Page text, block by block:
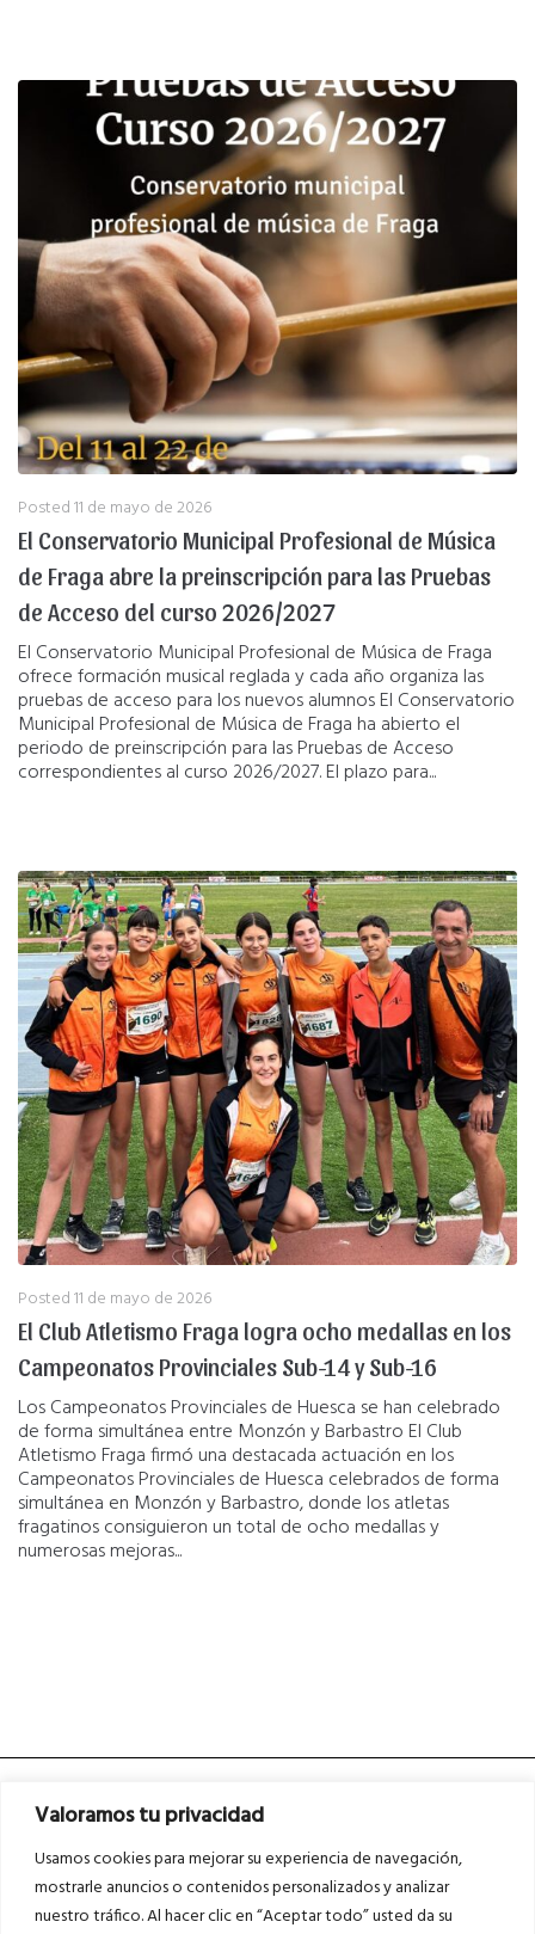
Valoramos tu privacidad
Usamos cookies para mejorar su experiencia de navegación,
mostrarle anuncios o contenidos personalizados y analizar
nuestro tráfico. Al hacer clic en “Aceptar todo” usted da su
Posted11 de mayo de 2026
El Conservatorio Municipal Profesional de Música
de Fraga abre la preinscripción para las Pruebas
de Acceso del curso 2026/2027
El Conservatorio Municipal Profesional de Música de Fraga
ofrece formación musical reglada y cada año organiza las
pruebas de acceso para los nuevos alumnos El Conservatorio
Municipal Profesional de Música de Fraga ha abierto el
periodo de preinscripción para las Pruebas de Acceso
correspondientes al curso 2026/2027. El plazo para...
Posted11 de mayo de 2026
El Club Atletismo Fraga logra ocho medallas en los
Campeonatos Provinciales Sub-14 y Sub-16
Los Campeonatos Provinciales de Huesca se han celebrado
de forma simultánea entre Monzón y Barbastro El Club
Atletismo Fraga firmó una destacada actuación en los
Campeonatos Provinciales de Huesca celebrados de forma
simultánea en Monzón y Barbastro, donde los atletas
fragatinos consiguieron un total de ocho medallas y
numerosas mejoras...